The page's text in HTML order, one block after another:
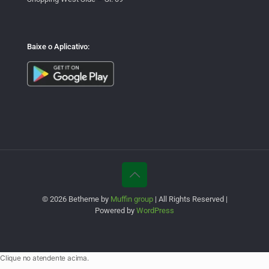
Baixe o Aplicativo:
© 2026 Betheme by Muffin group| All Rights Reserved |
Powered by WordPress
Clique no atendente acima.